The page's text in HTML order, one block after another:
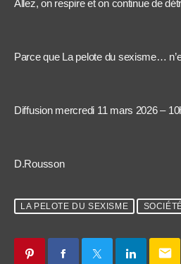
Allez, on respire et on continue de
Parce que La pelote du sexisme…
Diffusion mercredi 11 mars 2026 –
D.Rousson
LA PELOTE DU SEXISME
email